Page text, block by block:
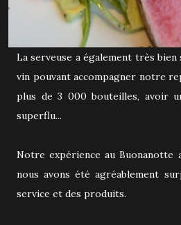
La serveuse a également très
vin pouvant accompagner notre
plus de 3 000 bouteilles, avoir
superflu...
Notre expérience au Buonanotte
nous avons été agréablement
service et des produits.